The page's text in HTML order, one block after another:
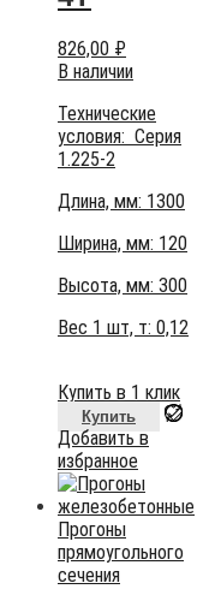
826,00 ₽
В наличии
Технические
условия: Серия
1.225-2
Длина, мм: 1300
Ширина, мм: 120
Высота, мм: 300
Вес 1 шт, т: 0,12
Купить в 1 клик
Купить
Добавить в
избранное
Прогоны
прямоугольного
сечения